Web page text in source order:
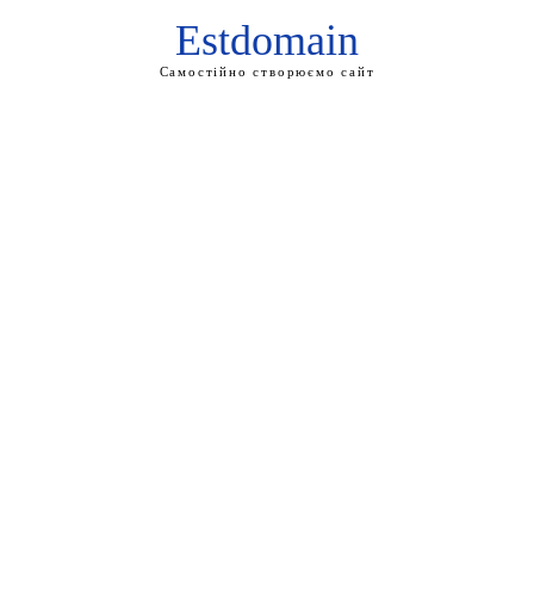
Estdomain
Самостійно створюємо сайт